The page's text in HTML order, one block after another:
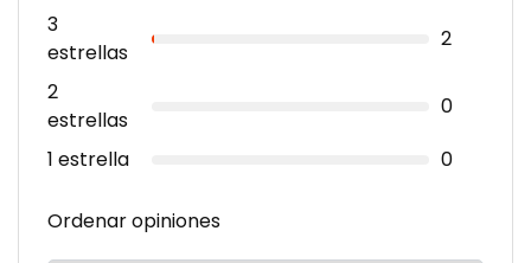
3
estrellas
2
2
estrellas
0
1 estrella
0
Ordenar opiniones